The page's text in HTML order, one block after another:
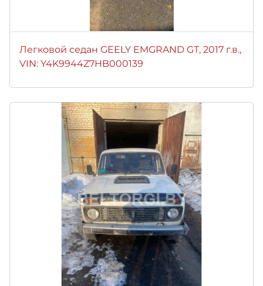
Легковой седан GEELY EMGRAND GТ, 2017 г.в.,
VIN: Y4K9944Z7HB000139